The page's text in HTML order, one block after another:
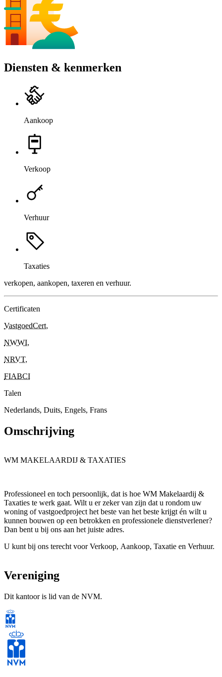
Diensten & kenmerken
Aankoop
Verkoop
Verhuur
Taxaties
verkopen, aankopen, taxeren en verhuur.
Certificaten
VastgoedCert,
NWWI,
NRVT,
FIABCI
Talen
Nederlands, Duits, Engels, Frans
Omschrijving
WM MAKELAARDIJ & TAXATIES
Professioneel en toch persoonlijk, dat is hoe WM Makelaardij &
Taxaties te werk gaat. Wilt u er zeker van zijn dat u rondom uw
woning of vastgoedproject het beste van het beste krijgt én wilt u
kunnen bouwen op een betrokken en professionele dienstverlener?
Dan bent u bij ons aan het juiste adres.
U kunt bij ons terecht voor Verkoop, Aankoop, Taxatie en Verhuur.
Vereniging
Dit kantoor is lid van de NVM.